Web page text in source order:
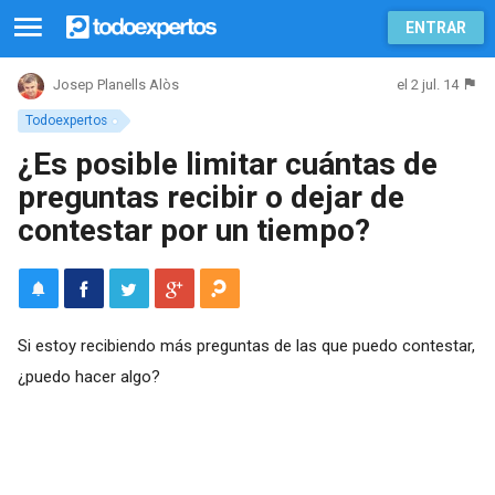
ENTRAR
Todoexpertos
Josep Planells Alòs el 2 jul. 14
¿Es posible limitar cuántas de
preguntas recibir o dejar de
contestar por un tiempo?
Si estoy recibiendo más preguntas de las que puedo contestar,
¿puedo hacer algo?